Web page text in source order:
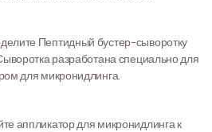
Пептидный бустер-сыворотку
разработана специально для
для микронидлинга.
аппликатор для микронидлинга к